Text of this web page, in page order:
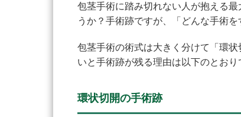
包茎手術に踏み切れない人が抱える
うか？手術跡ですが、「どんな手術
包茎手術の術式は大きく分けて「環
いと手術跡が残る理由は以下のとおり
環状切開の手術跡